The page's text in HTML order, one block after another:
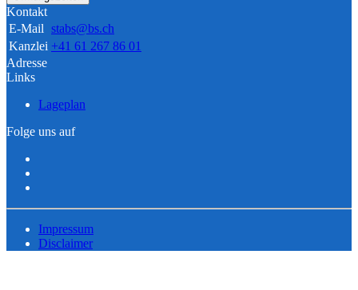
Kontakt
E-Mail stabs@bs.ch
Kanzlei +41 61 267 86 01
Adresse
Links
Lageplan
Folge uns auf
Impressum
Disclaimer